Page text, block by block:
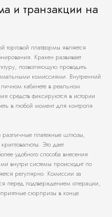
и транзакции на
платформы является
Кракен развивает
позволяющую проводить
комиссиями. Внутренний
личном кабинете в реальном
средств фиксируются в истории
в любой момент для контроля
различные платежные шлюзы,
Это дает
удобного способа внесения
внутри системы происходит по
регулярно. Комиссии за
перед подтверждением операции,
сюрпризы в конце